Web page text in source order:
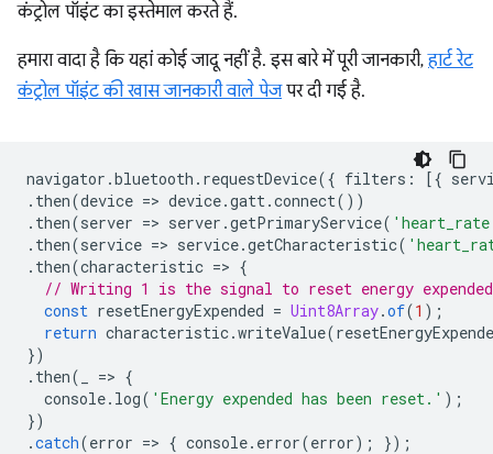
कंट्रोल पॉइंट का इस्तेमाल करते हैं.
हमारा वादा है कि यहां कोई जादू नहीं है. इस बारे में पूरी जानकारी,हार्ट रेट
कंट्रोल पॉइंट की खास जानकारी वाले पेजपर दी गई है.
navigator .bluetooth . requestDevice({ filters : [{
. then(device => device.gatt.connect())
. then(server => server .getPrimaryService(
. then(service => service.getCharacteristic(
. then(characteristic => {
// Writing 1 is the signal to reset energy
const resetEnergyExpended = Uint8Array.of(1 );
return characteristic.writeValue(
})
. then( => {
console. log( 'Energy expended has been reset.' );
})
.catch(error => { console. error(error); });